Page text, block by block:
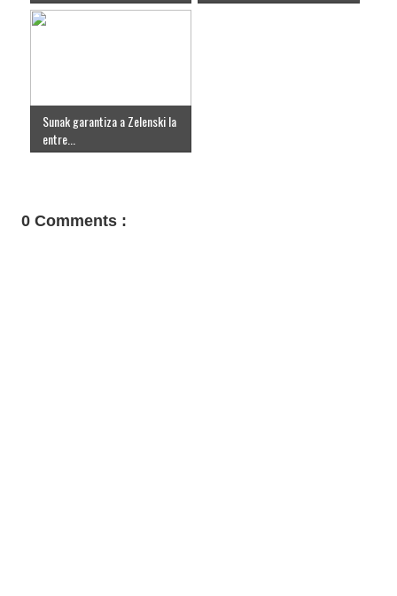
Sunak garantiza a Zelenski la
entre...
0 Comments :